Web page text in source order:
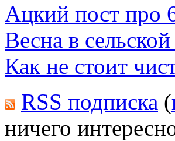
Ацкий пост про
Весна в
Как не стоит
RSS подписка (
ничего